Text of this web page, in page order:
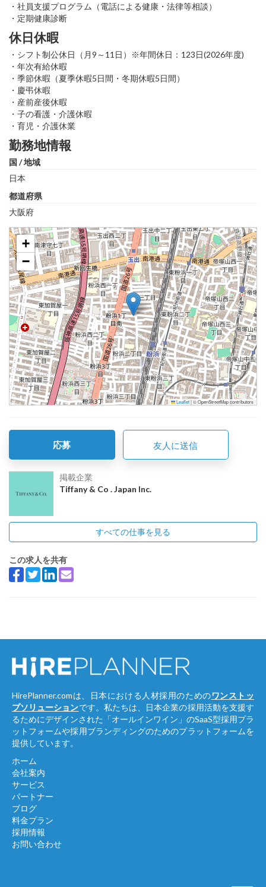
・社員支援プログラム（電話による健康・法律等相談）
・定期健康診断
休日休暇
・シフト制公休日（月9～11日）※年間休日：123日(2026年度)
・年次有給休暇
・季節休暇（夏季休暇5日間・冬期休暇5日間）
・慶弔休暇
・産前産後休暇
・子の看護・介護休暇
・育児・介護休業
勤務地情報
国 / 地域
日本
都道府県
大阪府
+
−
Leaflet|© OpenStreetMap contributors
応募 友人に送信
掲載企業
Tiffany & Co . Japan Inc.
すべての仕事を見る
この求人を共有
HirePlanner.comは、日本における人材採用のためのワンストッ
プソリューションです。私たちは、日本企業の採用活動を支援す
るためにデザインされた「オールインワイン」のSaaS型採用プラ
ットフォームや採用ブランディングのためのプラットフォームを
提供しています。
ホーム
会社案内
サービス
パートナー
ブログ
料金プラン
採用情報
お問い合わせ